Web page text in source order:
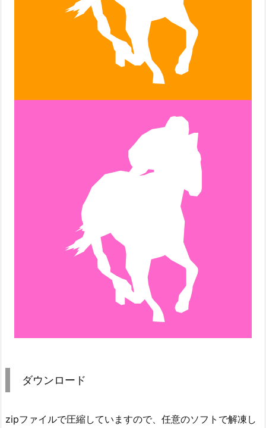
ダウンロード
zipファイルで圧縮していますので、任意のソフトで解凍し